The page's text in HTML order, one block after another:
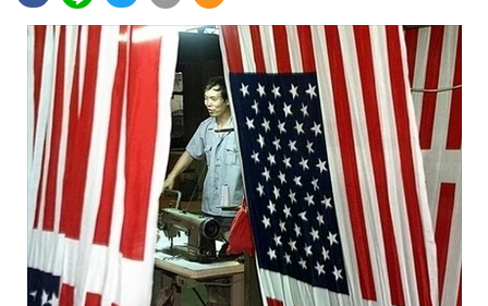
คอลัมนิสต์
ละคร
CbizReview
Cyber BIZ
ผู้จัดกวน
Good health & Well-being
Green Innovation & SD
Management & HR
MGR Live